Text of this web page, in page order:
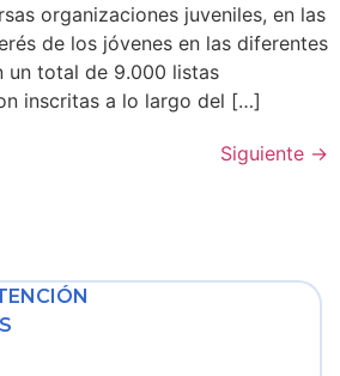
organizaciones juveniles, en las
de los jóvenes en las diferentes
un total de 9.000 listas
inscritas a lo largo del […]
Siguiente →